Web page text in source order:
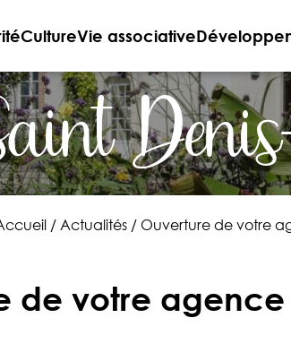
CultureVie associative
/ Actualités/ Ouverture de votre
de votre